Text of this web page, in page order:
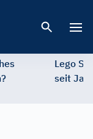
Lego
seit